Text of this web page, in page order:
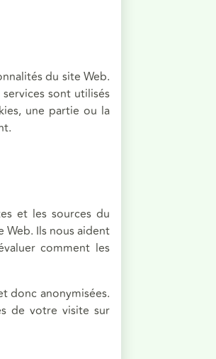
du site Web.
sont utilisés
une partie ou la
et les sources du
Ils nous aident
comment les
donc anonymisées.
de votre visite sur